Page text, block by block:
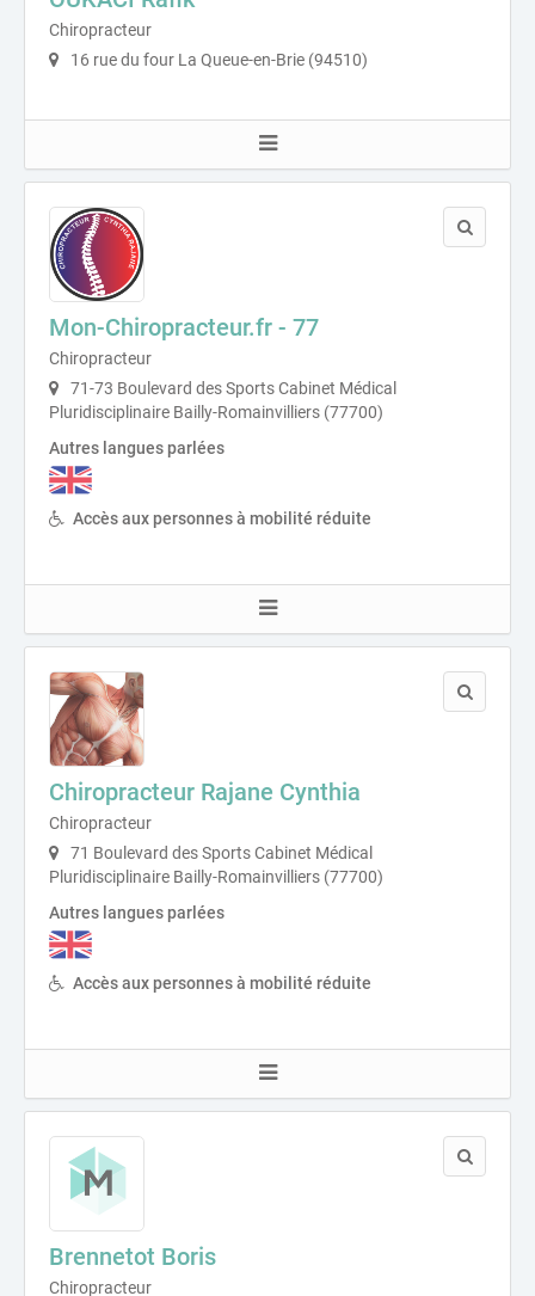
Chiropracteur
16 rue du four La Queue-en-Brie (94510)
Mon-Chiropracteur.fr - 77
Chiropracteur
71-73 Boulevard des Sports Cabinet Médical
Pluridisciplinaire Bailly-Romainvilliers (77700)
Autres langues parlées
Accès aux personnes à mobilité réduite
Chiropracteur Rajane Cynthia
Chiropracteur
71 Boulevard des Sports Cabinet Médical
Pluridisciplinaire Bailly-Romainvilliers (77700)
Autres langues parlées
Accès aux personnes à mobilité réduite
Brennetot Boris
Chiropracteur